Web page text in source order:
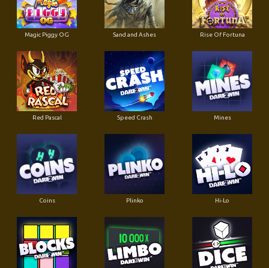
Magic Piggy OG Sand and Ashes Rise Of Fortuna
Red Pascal Speed Crash Mines
Coins Plinko Hi-Lo